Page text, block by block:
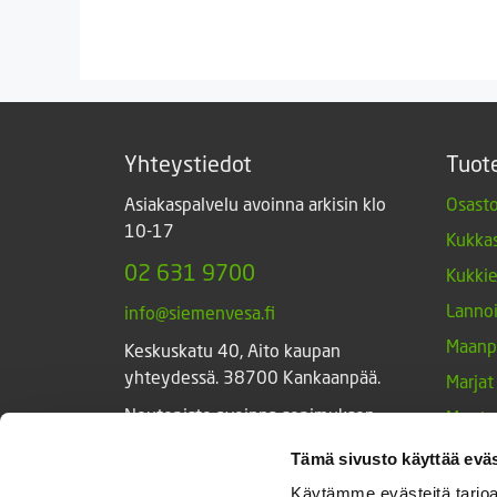
Tämä sivusto käyttää
Yhteystiedot
Asiakaspalvelu avoinna arkisin klo
10-17
02 631 9700
info@siemenvesa.fi
Keskuskatu 40, Aito kaupan
yhteydessä. 38700 Kankaanpää.
Noutopiste avoinna sopimuksen
Muut
Muut